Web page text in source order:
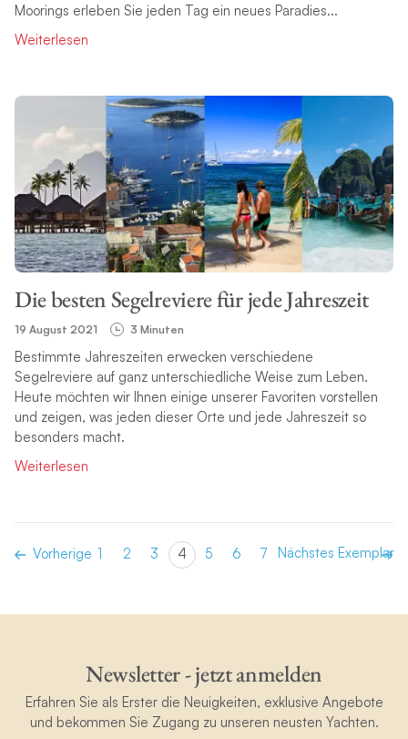
Moorings erleben Sie jeden Tag ein neues Paradies...
Weiterlesen
Die besten Segelreviere für jede Jahreszeit
19 August 2021 3 Minuten
Bestimmte Jahreszeiten erwecken verschiedene
Segelreviere auf ganz unterschiedliche Weise zum Leben.
Heute möchten wir Ihnen einige unserer Favoriten vorstellen
und zeigen, was jeden dieser Orte und jede Jahreszeit so
besonders macht.
Weiterlesen
Vorherige 1 2 3 4 5 6 7 Nächstes Exemplar
Newsletter - jetzt anmelden
Erfahren Sie als Erster die Neuigkeiten, exklusive Angebote
und bekommen Sie Zugang zu unseren neusten Yachten.